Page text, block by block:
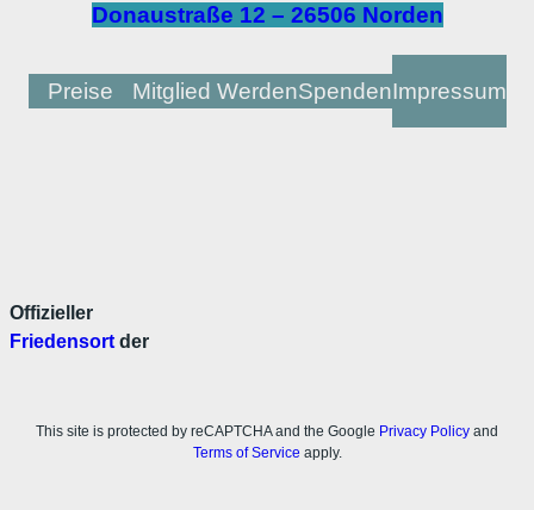
Donaustraße 12 – 26506 Norden
Preise Mitglied WerdenSpendenImpressum
Offizieller
Friedensort der
This site is protected by reCAPTCHA and the Google Privacy Policy and
Terms of Service apply.